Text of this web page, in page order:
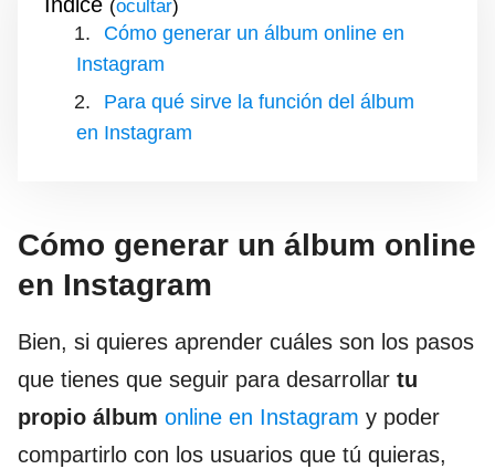
( )
Cómo generar un álbum online en
Instagram
Para qué sirve la función del álbum
en Instagram
Cómo generar un álbum online
en Instagram
Bien, si quieres aprender cuáles son los pasos
que tienes que seguir para desarrollar tu
propio álbum online en Instagram y poder
compartirlo con los usuarios que tú quieras,